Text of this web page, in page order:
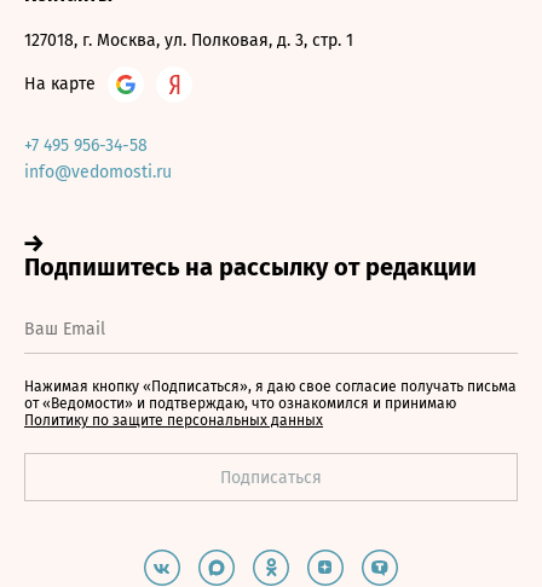
127018, г. Москва, ул. Полковая, д. 3, стр. 1
На карте
+7 495 956-34-58
info@vedomosti.ru
Нажимая кнопку «Подписаться», я даю свое согласие получать письма
от «Ведомости» и подтверждаю, что ознакомился и принимаю
Политику по защите персональных данных